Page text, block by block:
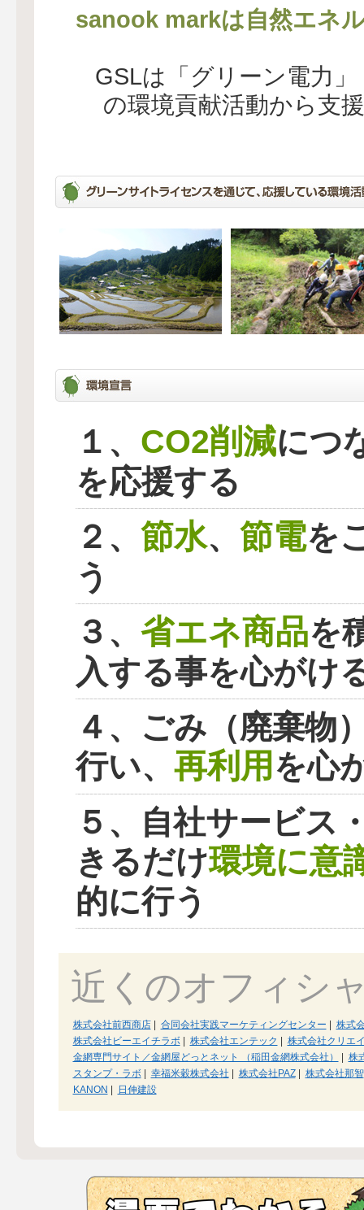
sanook markは自然エネ
GSLは「グリーン電力
の環境貢献活動から支
１、 CO2削減につ
を応援する
２、 節水、 節電を
う
３、 省エネ商品を
入する事を心がけ
４、ごみ（廃棄物
行い、 再利用を心
５、自社サービス
きるだけ環境に意
的に行う
近くのオフィシ
株式会社前西商店| 合同会社実践マーケティングセンター
株式
株式会社ビーエイチラボ| 株式会社エンテック
株式会社クリエ
金網専門サイト／金網屋どっとネット （稲田金網株式会社）
株
スタンプ・ラボ| 幸福米穀株式会社 株式会社PAZ| 株式会社那智
KANON
日伸建設